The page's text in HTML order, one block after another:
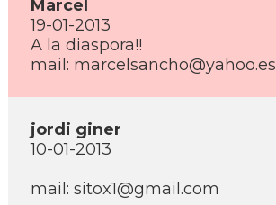
Marcel
19-01-2013
A la diaspora!!
mail: marcelsancho@yahoo.es
jordi giner
10-01-2013
mail: sitox1@gmail.com